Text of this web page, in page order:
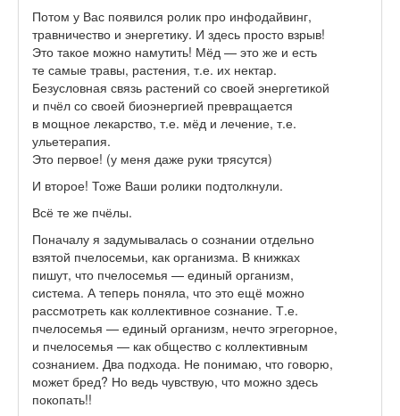
Потом у Вас появился ролик про инфодайвинг,
травничество и энергетику. И здесь просто взрыв!
Это такое можно намутить! Мёд — это же и есть
те самые травы, растения, т.е. их нектар.
Безусловная связь растений со своей энергетикой
и пчёл со своей биоэнергией превращается
в мощное лекарство, т.е. мёд и лечение, т.е.
ульетерапия.
Это первое! (у меня даже руки трясутся)
И второе! Тоже Ваши ролики подтолкнули.
Всё те же пчёлы.
Поначалу я задумывалась о сознании отдельно
взятой пчелосемьи, как организма. В книжках
пишут, что пчелосемья — единый организм,
система. А теперь поняла, что это ещё можно
рассмотреть как коллективное сознание. Т.е.
пчелосемья — единый организм, нечто эгрегорное,
и пчелосемья — как общество с коллективным
сознанием. Два подхода. Не понимаю, что говорю,
может бред? Но ведь чувствую, что можно здесь
покопать!!